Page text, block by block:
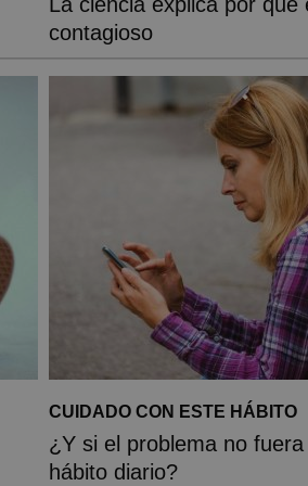
contagioso
CUIDADO CON ESTE HÁBITO
¿Y si el problema no
hábito diario?